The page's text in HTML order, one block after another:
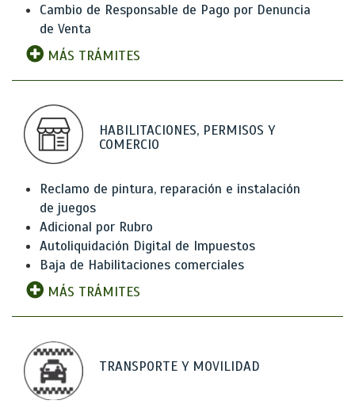
Cambio de Responsable de Pago por Denuncia
de Venta
MÁS TRÁMITES
HABILITACIONES, PERMISOS Y
COMERCIO
Reclamo de pintura, reparación e instalación
de juegos
Adicional por Rubro
Autoliquidación Digital de Impuestos
Baja de Habilitaciones comerciales
MÁS TRÁMITES
TRANSPORTE Y MOVILIDAD